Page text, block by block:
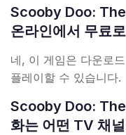
Scooby Doo:
온라인에서 무료
네, 이 게임은 다운로
플레이할 수 있습니다.
Scooby Doo:
화는 어떤 TV 채